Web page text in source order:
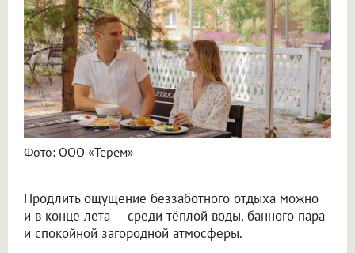
Фото: ООО «Терем»
Продлить ощущение беззаботного отдыха можно
и в конце лета — среди тёплой воды, банного пара
и спокойной загородной атмосферы.